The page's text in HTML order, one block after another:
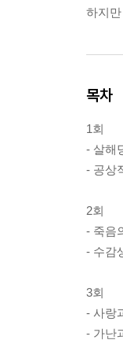
하지
목차
1회
- 살해
- 공상
2회
- 죽음
- 수감
3회
- 사랑
- 가난